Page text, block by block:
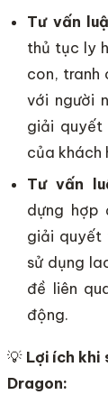
Tư vấn
thủ tục ly
con, tranh
với người
giải quyết
của khách
Tư vấn
dựng hợp
giải quyết
sử dụng
đề liên
động.
💡 Lợi ích khi
Dragon: